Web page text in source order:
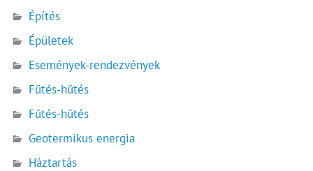
Építés
Épületek
Események-rendezvények
Fűtés-hűtés
Fűtés-hűtés
Geotermikus energia
Háztartás